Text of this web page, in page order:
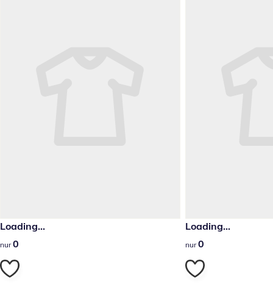
Loading...
0
nur 0
Loading...
0
nur 0